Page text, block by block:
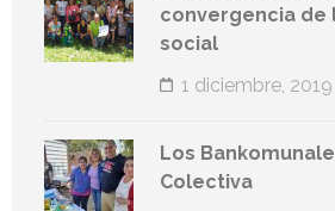
convergencia de
social
1 diciembre, 2019
Los
Colectiva